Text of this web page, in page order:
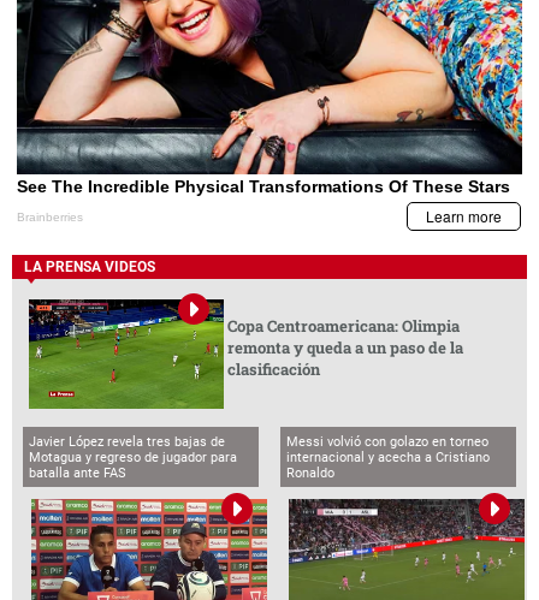
LA PRENSA VIDEOS
Copa Centroamericana: Olimpia
remonta y queda a un paso de la
clasificación
Javier López revela tres bajas de
Motagua y regreso de jugador para
batalla ante FAS
Messi volvió con golazo en torneo
internacional y acecha a Cristiano
Ronaldo